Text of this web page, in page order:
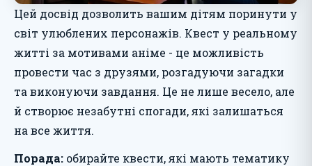
Цей досвід дозволить вашим дітям поринути у
світ улюблених персонажів. Квест у реальному
житті за мотивами аніме - це можливість
провести час з друзями, розгадуючи загадки
та виконуючи завдання. Це не лише весело, але
й створює незабутні спогади, які залишаться
на все життя.
Порада: обирайте квести, які мають тематику